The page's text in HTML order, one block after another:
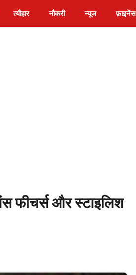
त्यौहार नौकरी न्यूज फ़ाइनेंस
फीचर्स और स्टाइलिश